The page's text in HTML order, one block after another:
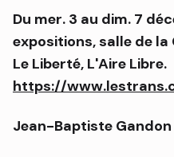
Du mer. 3 au dim. 7
expositions, salle de la
Le Liberté, L'Aire Libre.
https://
Jean-Baptiste Gandon